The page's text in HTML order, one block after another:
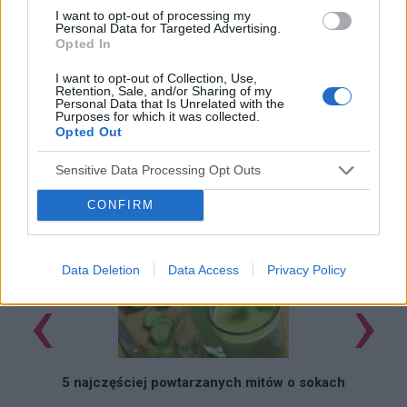
I want to opt-out of processing my
Personal Data for Targeted Advertising.
Opted In
I want to opt-out of Collection, Use,
Retention, Sale, and/or Sharing of my
Personal Data that Is Unrelated with the
Purposes for which it was collected.
Opted Out
Sensitive Data Processing Opt Outs
CONFIRM
Data Deletion Data Access Privacy Policy
POLECAMY TREŚCI Z KATEGORIISTYL ŻYCIA
5 najczęściej powtarzanych mitów o sokach
‹ ›